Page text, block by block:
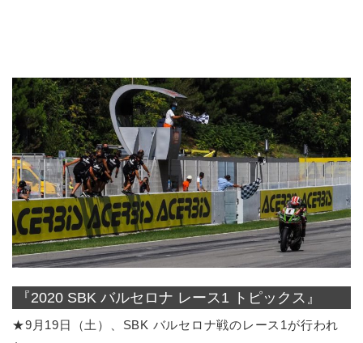
『2020 SBK バルセロナ レース1 トピックス』
★9月19日（土）、SBK バルセロナ戦のレース1が行われ